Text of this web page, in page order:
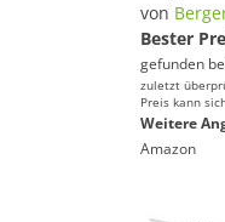
von
Bester
gefunden
zuletzt
Preis kann
Weitere
Amazon